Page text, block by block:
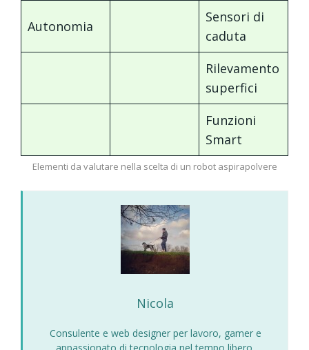
Autonomia
Sensori di
caduta
Rilevamento
superfici
Funzioni
Smart
Elementi da valutare nella scelta di un robot aspirapolvere
Nicola
Consulente e web designer per lavoro, gamer e